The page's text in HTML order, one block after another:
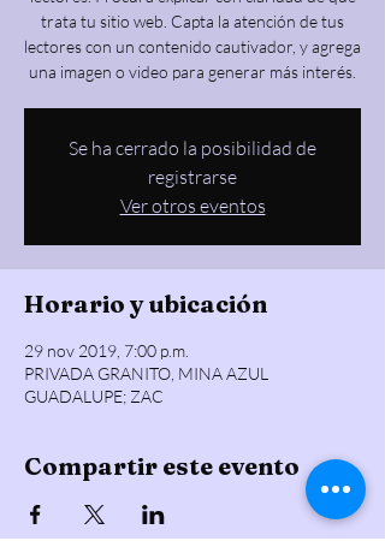
trata tu sitio web. Capta la atención de tus
lectores con un contenido cautivador, y agrega
una imagen o video para generar más interés.
Se ha cerrado la posibilidad de
registrarse
Ver otros eventos
Horario y ubicación
29 nov 2019, 7:00 p.m.
PRIVADA GRANITO, MINA AZUL
GUADALUPE; ZAC
Compartir este evento